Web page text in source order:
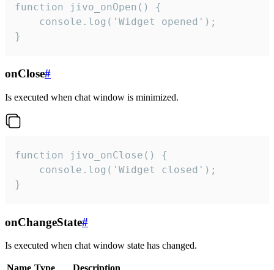
function jivo_onOpen() {
    console.log('Widget opened');
}
onClose#
Is executed when chat window is minimized.
function jivo_onClose() {
    console.log('Widget closed');
}
onChangeState#
Is executed when chat window state has changed.